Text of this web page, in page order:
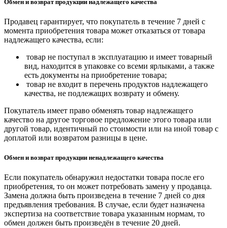
Обмен и возврат продукции надлежащего качества
Продавец гарантирует, что покупатель в течение 7 дней с
момента приобретения товара может отказаться от товара
надлежащего качества, если:
товар не поступал в эксплуатацию и имеет товарный
вид, находится в упаковке со всеми ярлыками, а также
есть документы на приобретение товара;
товар не входит в перечень продуктов надлежащего
качества, не подлежащих возврату и обмену.
Покупатель имеет право обменять товар надлежащего
качество на другое торговое предложение этого товара или
другой товар, идентичный по стоимости или на иной товар с
доплатой или возвратом разницы в цене.
Обмен и возврат продукции ненадлежащего качества
Если покупатель обнаружил недостатки товара после его
приобретения, то он может потребовать замену у продавца.
Замена должна быть произведена в течение 7 дней со дня
предъявления требования. В случае, если будет назначена
экспертиза на соответствие товара указанным нормам, то
обмен должен быть произведён в течение 20 дней.